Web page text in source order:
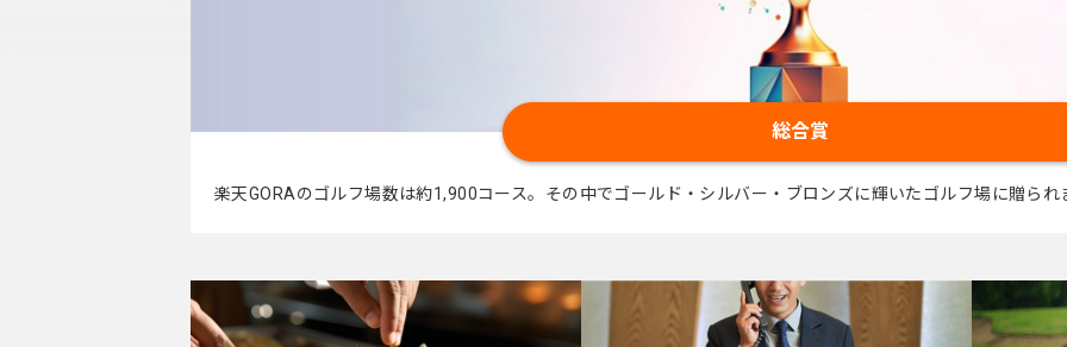
総合賞
楽天GORAのゴルフ場数は約1,900コース。その中でゴールド・シルバー・ブロンズに輝いたゴルフ場に贈られ